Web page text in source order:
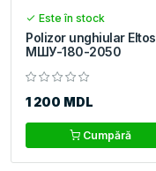
Este în stock
Polizor unghiular Eltos
МШУ-180-2050
1 200 MDL
Cumpără